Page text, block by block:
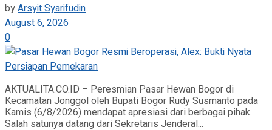
byArsyit Syarifudin
August 6, 2026
0
AKTUALITA.CO.ID – Peresmian Pasar Hewan Bogor di
Kecamatan Jonggol oleh Bupati Bogor Rudy Susmanto pada
Kamis (6/8/2026) mendapat apresiasi dari berbagai pihak.
Salah satunya datang dari Sekretaris Jenderal...